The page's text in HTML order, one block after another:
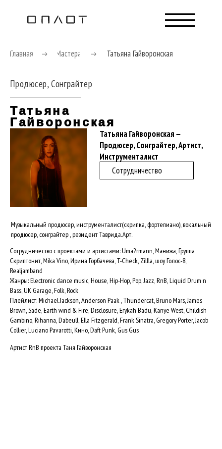
Продюсер, Сонграйтер, Артист,
Инструменталист
Музыкальный продюсер, инструменталист(скрипка, фортепиано), вокальный
продюсер, сонграйтер , резидент Таврида.Арт.
Сотрудничество
Сотрудничество с проектами и артистами: Uma2rmann, Манижа, Группа
Realjamband
Жанры: Electronic dance music, House, Hip-Hop, Pop, Jazz, RnB, Liquid Drum n
Плейлист: Michael Jackson, Anderson Paak , Thundercat, Bruno Mars, James
Brown, Sade, Earth wind & Fire, Disclosure, Erykah Badu, Kanye West, Childish
Gambino, Rihanna, Dabeull, Ella Fitzgerald, Frank Sinatra, Gregory Porter, Jacob
Collier, Luciano Pavarotti, Кино, Daft Punk, Gus Gus
Артист RnB проекта Таня Гайворонская
Татьяна